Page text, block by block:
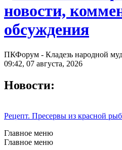
ПКФорум - Кладезь народной
09:42, 07 августа, 2026
Новости:
Рецепт. Пресервы из красной
Главное меню
Главное меню